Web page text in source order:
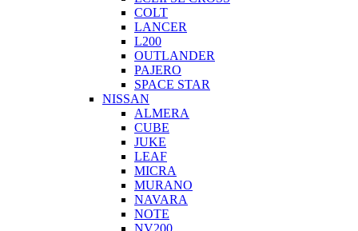
COLT
LANCER
L200
OUTLANDER
PAJERO
SPACE STAR
NISSAN
ALMERA
CUBE
JUKE
LEAF
MICRA
MURANO
NAVARA
NOTE
NV200